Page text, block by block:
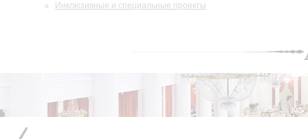
Инклюзивные и специальные проекты